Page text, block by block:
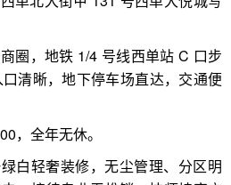
圈，地铁 1/4 号线西单站 C 口步
清晰，地下停车场直达，交通便
，全年无休。
白轻奢装修，无尘管理、分区明